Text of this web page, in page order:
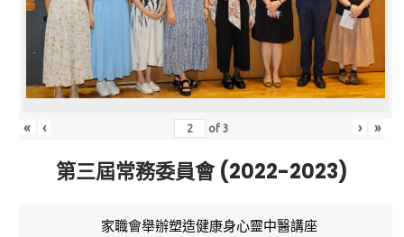
« ‹ of3 › »
第三屆常務委員會 (2022-2023)
家職會舉辦塑造健康身心靈中醫講座